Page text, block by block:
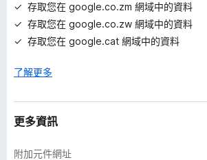
存取您在 google.co.zm 網域中的資料
存取您在 google.co.zw 網域中的資料
存取您在 google.cat 網域中的資料
了解更多
更多資訊
附加元件網址